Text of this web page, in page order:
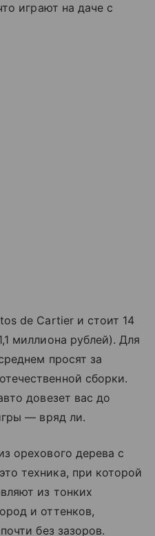
играют на даче с
de Cartier и стоит 14
миллиона рублей). Для
просят за
сборки.
довезет вас до
— вряд ли.
орехового дерева с
техника, при которой
из тонких
и оттенков,
без зазоров.